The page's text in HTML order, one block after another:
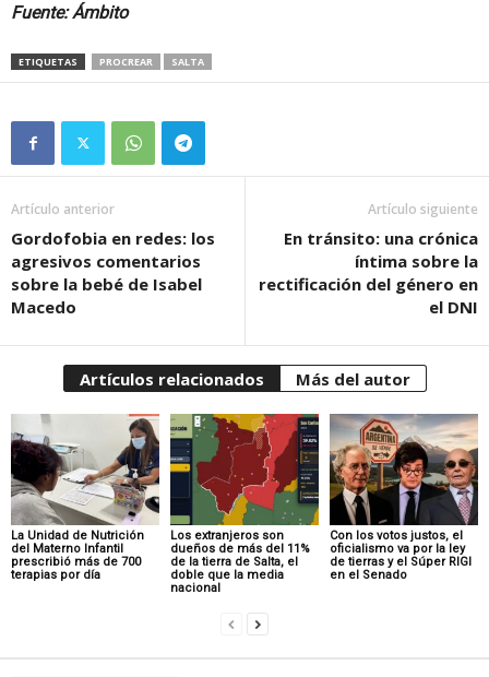
Fuente: Ámbito
ETIQUETAS PROCREAR SALTA
Artículo anterior
Gordofobia en redes: los
agresivos comentarios
sobre la bebé de Isabel
Macedo
Artículo siguiente
En tránsito: una crónica
íntima sobre la
rectificación del género en
el DNI
Artículos relacionados Más del autor
La Unidad de Nutrición
del Materno Infantil
prescribió más de 700
terapias por día
Los extranjeros son
dueños de más del 11%
de la tierra de Salta, el
doble que la media
nacional
Con los votos justos, el
oficialismo va por la ley
de tierras y el Súper RIGI
en el Senado